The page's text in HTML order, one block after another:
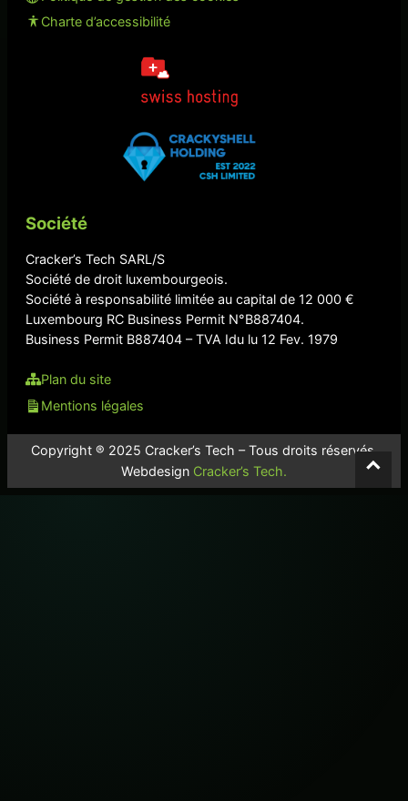
Charte d’accessibilité
Société
Cracker’s Tech SARL/S
Société de droit luxembourgeois.
Société à responsabilité limitée au capital de 12 000 €
Luxembourg RC Business Permit N°B887404.
Business Permit B887404 – TVA Idu lu 12 Fev. 1979
Plan du site
Mentions légales
Copyright ® 2025 Cracker’s Tech – Tous droits réservés.
Webdesign Cracker’s Tech. ⌃